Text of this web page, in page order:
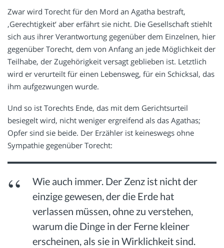
Zwar wird Torecht für den Mord an Agatha bestraft,
‚Gerechtigkeit‘ aber erfährt sie nicht. Die Gesellschaft stiehlt
sich aus ihrer Verantwortung gegenüber dem Einzelnen, hier
gegenüber Torecht, dem von Anfang an jede Möglichkeit der
Teilhabe, der Zugehörigkeit versagt geblieben ist. Letztlich
wird er verurteilt für einen Lebensweg, für ein Schicksal, das
ihm aufgezwungen wurde.
Und so ist Torechts Ende, das mit dem Gerichtsurteil
besiegelt wird, nicht weniger ergreifend als das Agathas;
Opfer sind sie beide. Der Erzähler ist keineswegs ohne
Sympathie gegenüber Torecht:
Wie auch immer. Der Zenz ist nicht der
einzige gewesen, der die Erde hat
verlassen müssen, ohne zu verstehen,
warum die Dinge in der Ferne kleiner
erscheinen, als sie in Wirklichkeit sind.